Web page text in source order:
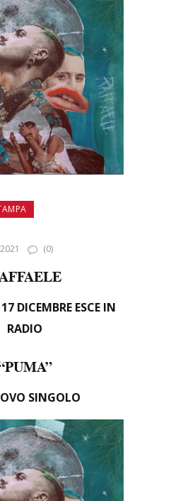
(0)
17 DICEMBRE ESCE IN
RADIO
PUMA”
SINGOLO